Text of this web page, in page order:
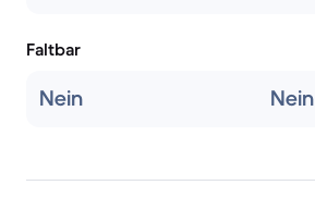
Faltbar
Nein Nein